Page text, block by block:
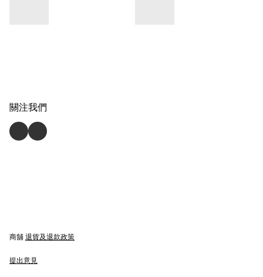
關注我們
商舖 退貨及退款政策
提出意見